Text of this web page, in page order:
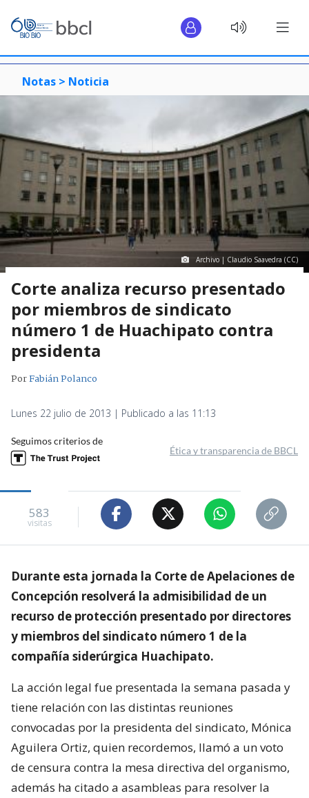
Notas > Noticia
Archivo | Claudio Saavedra (CC)
Corte analiza recurso presentado
por miembros de sindicato
número 1 de Huachipato contra
presidenta
PorFabián Polanco
Lunes 22 julio de 2013 | Publicado a las 11:13
Seguimos criterios de
Ética y transparencia de BBCL
583
visitas
Durante esta jornada la Corte de Apelaciones de
Concepción resolverá la admisibilidad de un
recurso de protección presentado por directores
y miembros del sindicato número 1 de la
compañía siderúrgica Huachipato.
La acción legal fue presentada la semana pasada y
tiene relación con las distintas reuniones
convocadas por la presidenta del sindicato, Mónica
Aguilera Ortiz, quien recordemos, llamó a un voto
de censura contra la mesa directiva del organismo,
además ha citado a asambleas para resolver la